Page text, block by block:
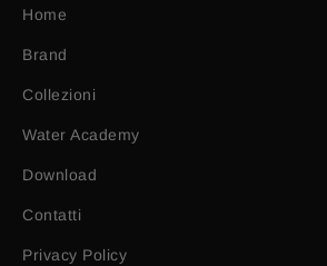
Home
Brand
Collezioni
Water Academy
Download
Contatti
Privacy Policy